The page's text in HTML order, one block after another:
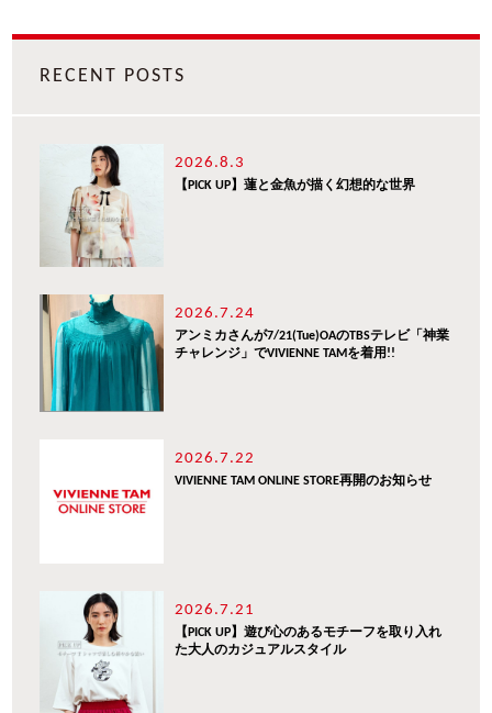
RECENT POSTS
2026.8.3
【PICK UP】蓮と金魚が描く幻想的な世界
2026.7.24
アンミカさんが7/21(Tue)OAのTBSテレビ「神業
チャレンジ」でVIVIENNE TAMを着用!!
2026.7.22
VIVIENNE TAM ONLINE STORE再開のお知らせ
2026.7.21
【PICK UP】遊び心のあるモチーフを取り入れ
た大人のカジュアルスタイル